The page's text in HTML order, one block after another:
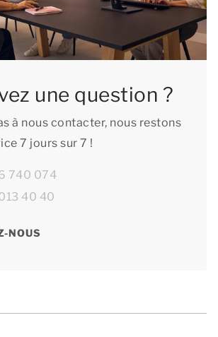
une question ?
à nous contacter, nous restons
7 jours sur 7 !
740 074
40 40
NOUS